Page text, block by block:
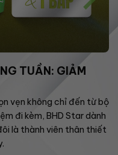
TUẦN: GIẢM
vẹn không chỉ đến từ bộ
đi kèm, BHD Star dành
là thành viên thân thiết